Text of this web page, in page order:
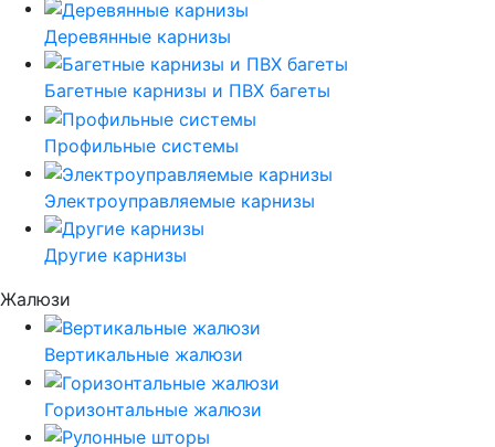
Деревянные карнизы
Багетные карнизы и ПВХ багеты
Профильные системы
Электроуправляемые карнизы
Другие карнизы
Жалюзи
Вертикальные жалюзи
Горизонтальные жалюзи